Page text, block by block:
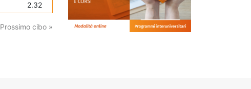
2.32
Prossimo cibo »